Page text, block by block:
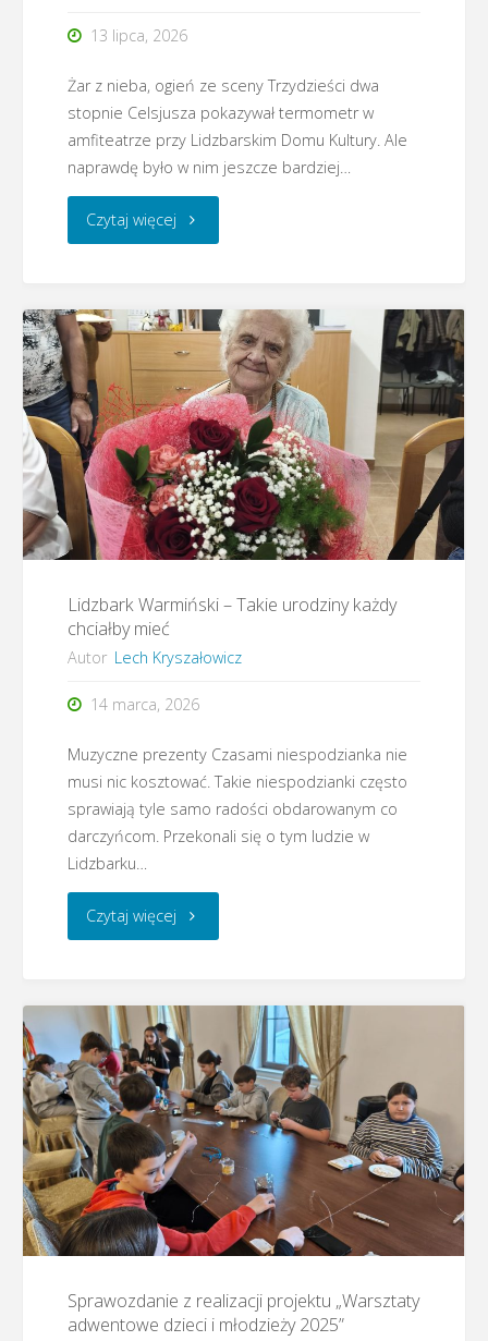
13 lipca, 2026
Żar z nieba, ogień ze sceny Trzydzieści dwa
stopnie Celsjusza pokazywał termometr w
amfiteatrze przy Lidzbarskim Domu Kultury. Ale
naprawdę było w nim jeszcze bardziej…
Czytaj więcej"Lidzbark
–
Festyn
letni
mniejszości
niemieckiej
2026"
Lidzbark Warmiński – Takie urodziny każdy
chciałby mieć
Autor Lech Kryszałowicz
14 marca, 2026
Muzyczne prezenty Czasami niespodzianka nie
musi nic kosztować. Takie niespodzianki często
sprawiają tyle samo radości obdarowanym co
darczyńcom. Przekonali się o tym ludzie w
Lidzbarku…
Czytaj więcej"Lidzbark
–
Takie
urodziny
każdy
chciałby
mieć"
Sprawozdanie z realizacji projektu „Warsztaty
adwentowe dzieci i młodzieży 2025”